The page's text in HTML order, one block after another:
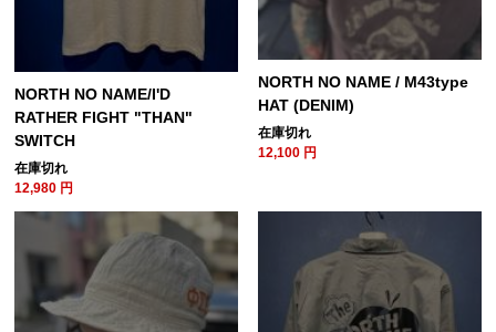
NORTH NO NAME/I'D
RATHER FIGHT "THAN"
SWITCH
在庫切れ
12,980 円
NORTH NO NAME / M43type
HAT (DENIM)
在庫切れ
12,100 円